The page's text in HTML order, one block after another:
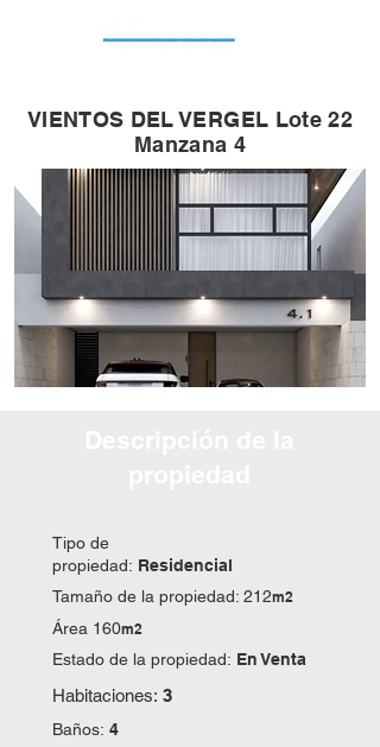
VIENTOS DEL VERGEL Lote 22
Manzana 4
Tipo de
propiedad: Residencial
Tamaño de la propiedad: 212m2
Área 160m2
Estado de la propiedad: En Venta
Habitaciones: 3
Baños: 4